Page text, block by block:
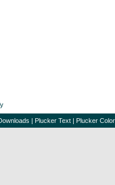
| Plucker Text | Plucker Color